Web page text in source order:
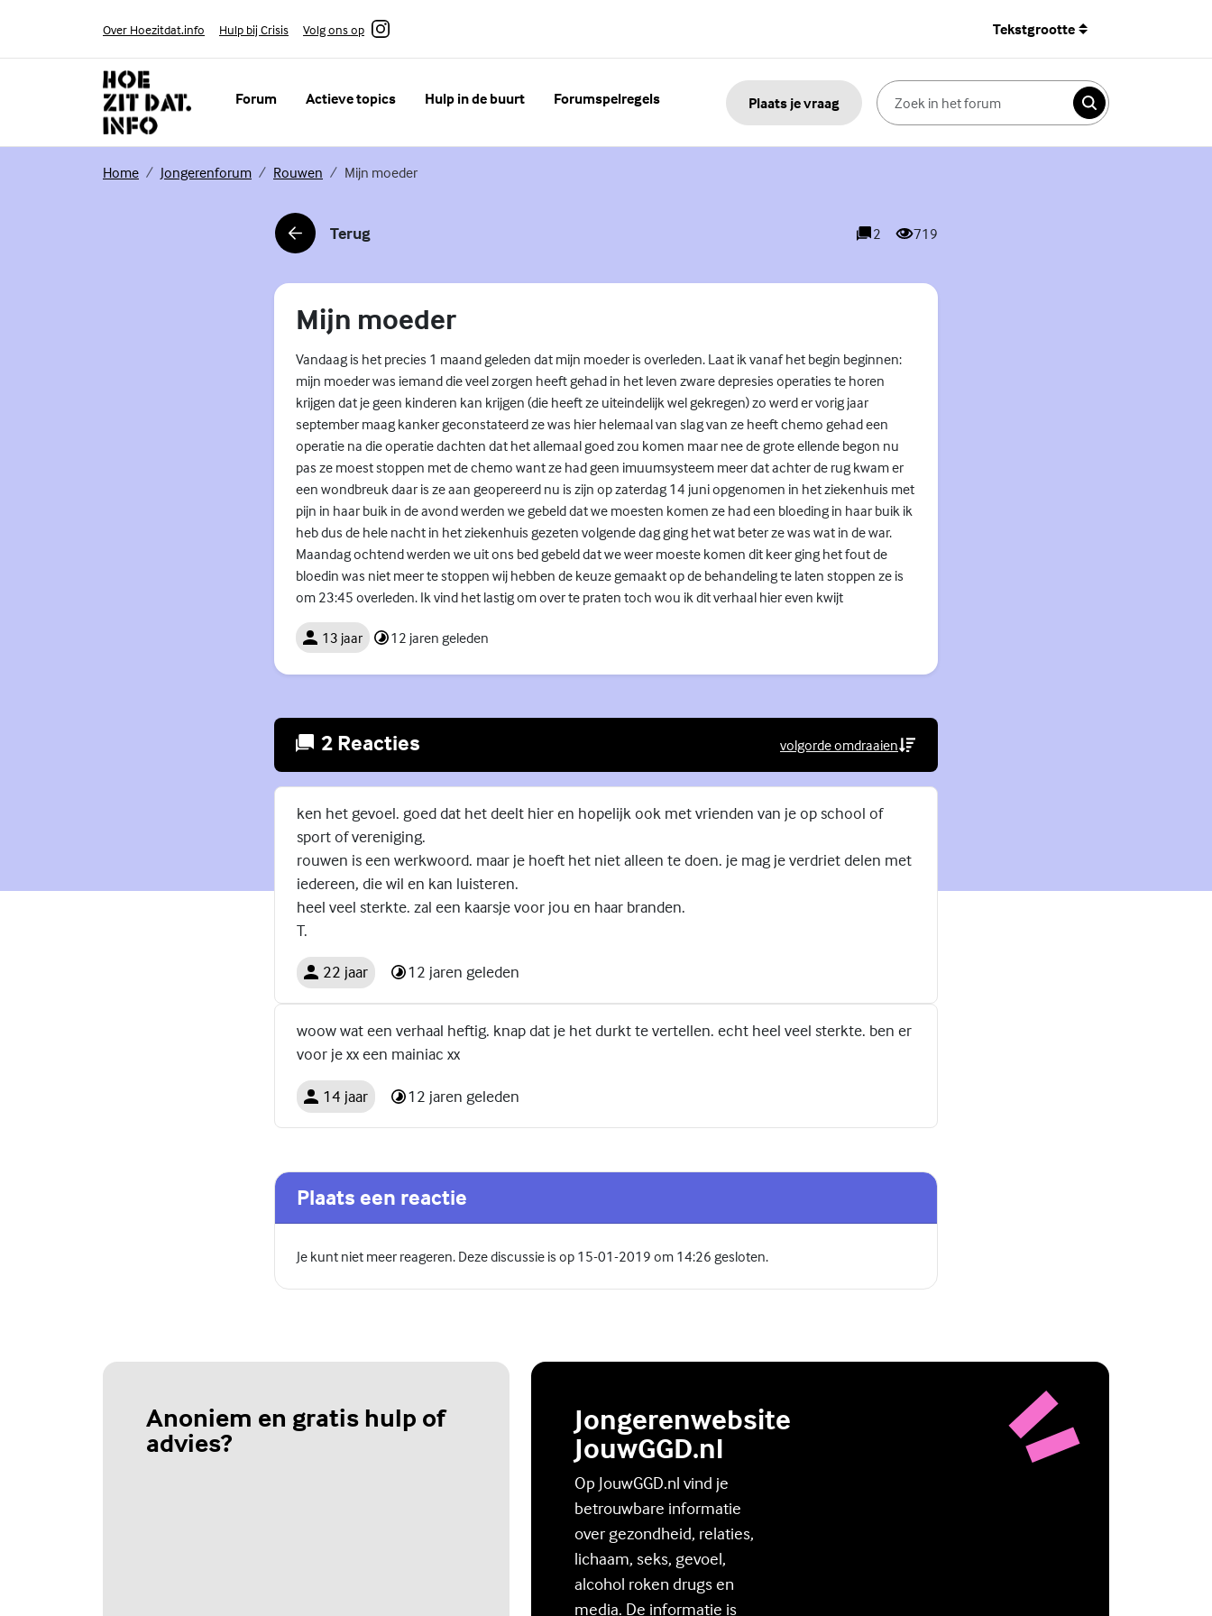
Over Hoezitdat.info Hulp bij Crisis Volg ons op
Instagram Tekstgrootte
Forum Actieve topics Hulp in de buurt Forumspelregels Plaats je vraag
Zoeken
Home(Externe link)
Jongerenforum(Externe link)
Rouwen (Externe link)
Mijn moeder
Terug
(Externe link) 2
reacties
719
weergaves
Mijn moeder
Vandaag is het precies 1 maand geleden dat mijn moeder is overleden. Laat ik vanaf het begin beginnen:
mijn moeder was iemand die veel zorgen heeft gehad in het leven zware depresies operaties te horen
krijgen dat je geen kinderen kan krijgen (die heeft ze uiteindelijk wel gekregen) zo werd er vorig jaar
september maag kanker geconstateerd ze was hier helemaal van slag van ze heeft chemo gehad een
operatie na die operatie dachten dat het allemaal goed zou komen maar nee de grote ellende begon nu
pas ze moest stoppen met de chemo want ze had geen imuumsysteem meer dat achter de rug kwam er
een wondbreuk daar is ze aan geopereerd nu is zijn op zaterdag 14 juni opgenomen in het ziekenhuis met
pijn in haar buik in de avond werden we gebeld dat we moesten komen ze had een bloeding in haar buik ik
heb dus de hele nacht in het ziekenhuis gezeten volgende dag ging het wat beter ze was wat in de war.
Maandag ochtend werden we uit ons bed gebeld dat we weer moeste komen dit keer ging het fout de
bloedin was niet meer te stoppen wij hebben de keuze gemaakt op de behandeling te laten stoppen ze is
om 23:45 overleden. Ik vind het lastig om over te praten toch wou ik dit verhaal hier even kwijt
13 jaar 12 jaren geleden
2 Reacties volgorde omdraaien
(Externe link)
ken het gevoel. goed dat het deelt hier en hopelijk ook met vrienden van je op school of
sport of vereniging.
rouwen is een werkwoord. maar je hoeft het niet alleen te doen. je mag je verdriet delen met
iedereen, die wil en kan luisteren.
heel veel sterkte. zal een kaarsje voor jou en haar branden.
T.
22 jaar 12 jaren geleden
woow wat een verhaal heftig. knap dat je het durkt te vertellen. echt heel veel sterkte. ben er
voor je xx een mainiac xx
14 jaar 12 jaren geleden
Plaats een reactie
Je kunt niet meer reageren. Deze discussie is op 15-01-2019 om 14:26 gesloten.
Anoniem en gratis hulp of
advies?
Jongerenwebsite
JouwGGD.nl
Op JouwGGD.nl vind je
betrouwbare informatie
over gezondheid, relaties,
lichaam, seks, gevoel,
alcohol roken drugs en
media. De informatie is